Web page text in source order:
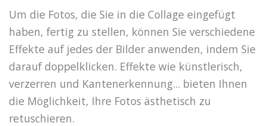
Um die Fotos, die Sie in die Collage eingefügt
haben, fertig zu stellen, können Sie verschiedene
Effekte auf jedes der Bilder anwenden, indem Sie
darauf doppelklicken. Effekte wie künstlerisch,
verzerren und Kantenerkennung... bieten Ihnen
die Möglichkeit, Ihre Fotos ästhetisch zu
retuschieren.